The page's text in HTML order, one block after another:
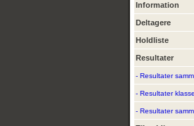
Information
Deltagere
Holdliste
Resultater
- Resultater
- Resultater
- Resultater